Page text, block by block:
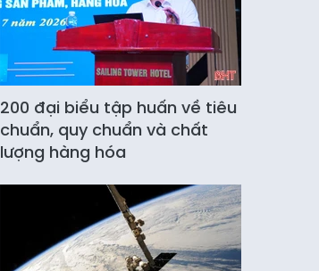
200 đại biểu tập huấn về tiêu
chuẩn, quy chuẩn và chất
lượng hàng hóa